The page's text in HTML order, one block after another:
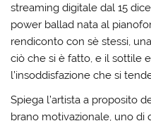
streaming digitale dal 15
power ballad nata al
rendiconto con sè stessi,
ciò che si è fatto, e il sottile
l’insoddisfazione che si
Spiega l’artista a proposito
brano motivazionale, uno di